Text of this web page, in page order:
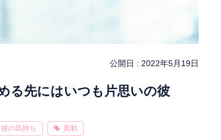
公開日 : 2022年5月19日
る先にはいつも片思いの彼
彼の気持ち 異動